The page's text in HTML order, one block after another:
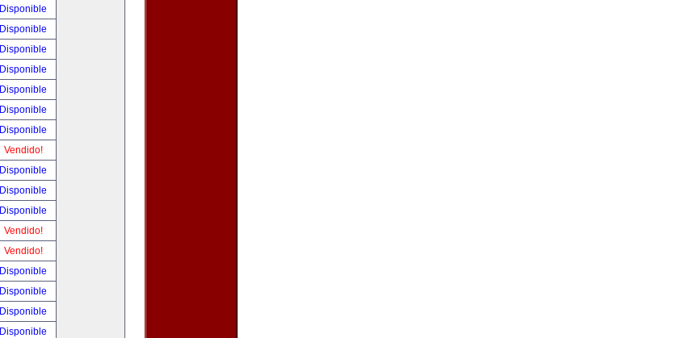
Disponible
Disponible
Disponible
Disponible
Disponible
Disponible
Disponible
Vendido!
Disponible
Disponible
Disponible
Vendido!
Vendido!
Disponible
Disponible
Disponible
Disponible